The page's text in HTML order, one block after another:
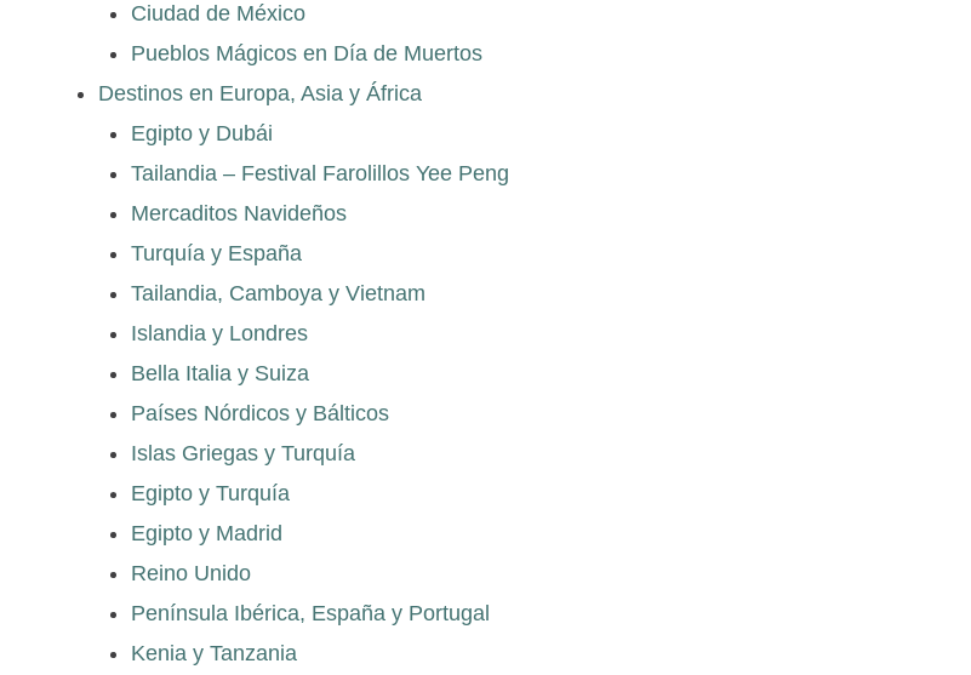
Ciudad de México
Pueblos Mágicos en Día de Muertos
Destinos en Europa, Asia y África
Egipto y Dubái
Tailandia – Festival Farolillos Yee Peng
Mercaditos Navideños
Turquía y España
Tailandia, Camboya y Vietnam
Islandia y Londres
Bella Italia y Suiza
Países Nórdicos y Bálticos
Islas Griegas y Turquía
Egipto y Turquía
Egipto y Madrid
Reino Unido
Península Ibérica, España y Portugal
Kenia y Tanzania